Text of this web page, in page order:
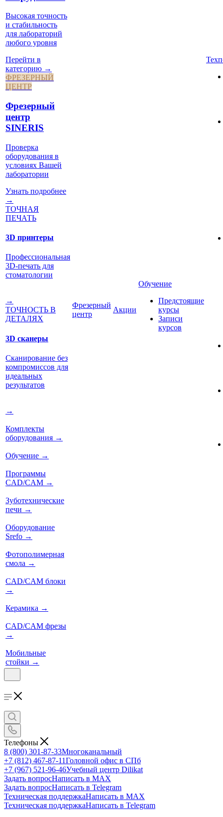
Высокая точность
и стабильность
для лабораторий
любого уровня
Перейти в
категорию →
ФРЕЗЕРНЫЙ
ЦЕНТР
Фрезерный
центр
SINERIS
Проверка
оборудования в
условиях Вашей
лаборатории
Узнать подробнее
→
ТОЧНАЯ
ПЕЧАТЬ
3D принтеры
Профессиональная
3D-печать для
стоматологии
→
ТОЧНОСТЬ В
ДЕТАЛЯХ
3D сканеры
Сканирование без
компромиссов для
идеальных
результатов
→
Комплекты
оборудования →
Обучение →
Программы
CAD/CAM →
Зуботехнические
печи →
Оборудование
Srefo →
Фотополимерная
смола →
CAD/CAM блоки
→
Керамика →
CAD/CAM фрезы
→
Мобильные
стойки →
Фрезерный
центр
Акции
Обучение
Предстоящие
курсы
Записи
курсов
Телефоны
8 (800) 301-87-33Многоканальный
+7 (812) 467-87-11Головной офис в СПб
+7 (967) 521-96-46Учебный центр Dilikat
Задать вопросНаписать в MAX
Задать вопросНаписать в Telegram
Техническая поддержкаНаписать в MAX
Техническая поддержкаНаписать в Telegram